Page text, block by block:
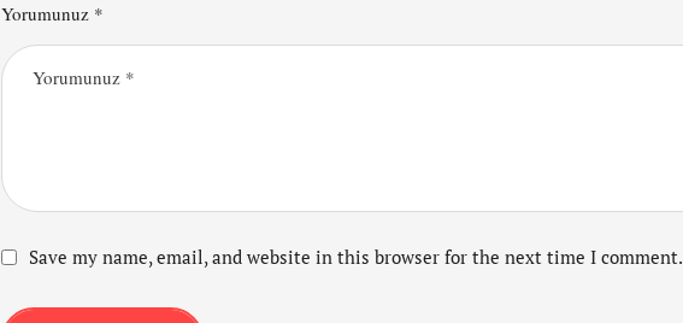
Yorumunuz *
Save my name, email, and website in this browser for the next time I comment.